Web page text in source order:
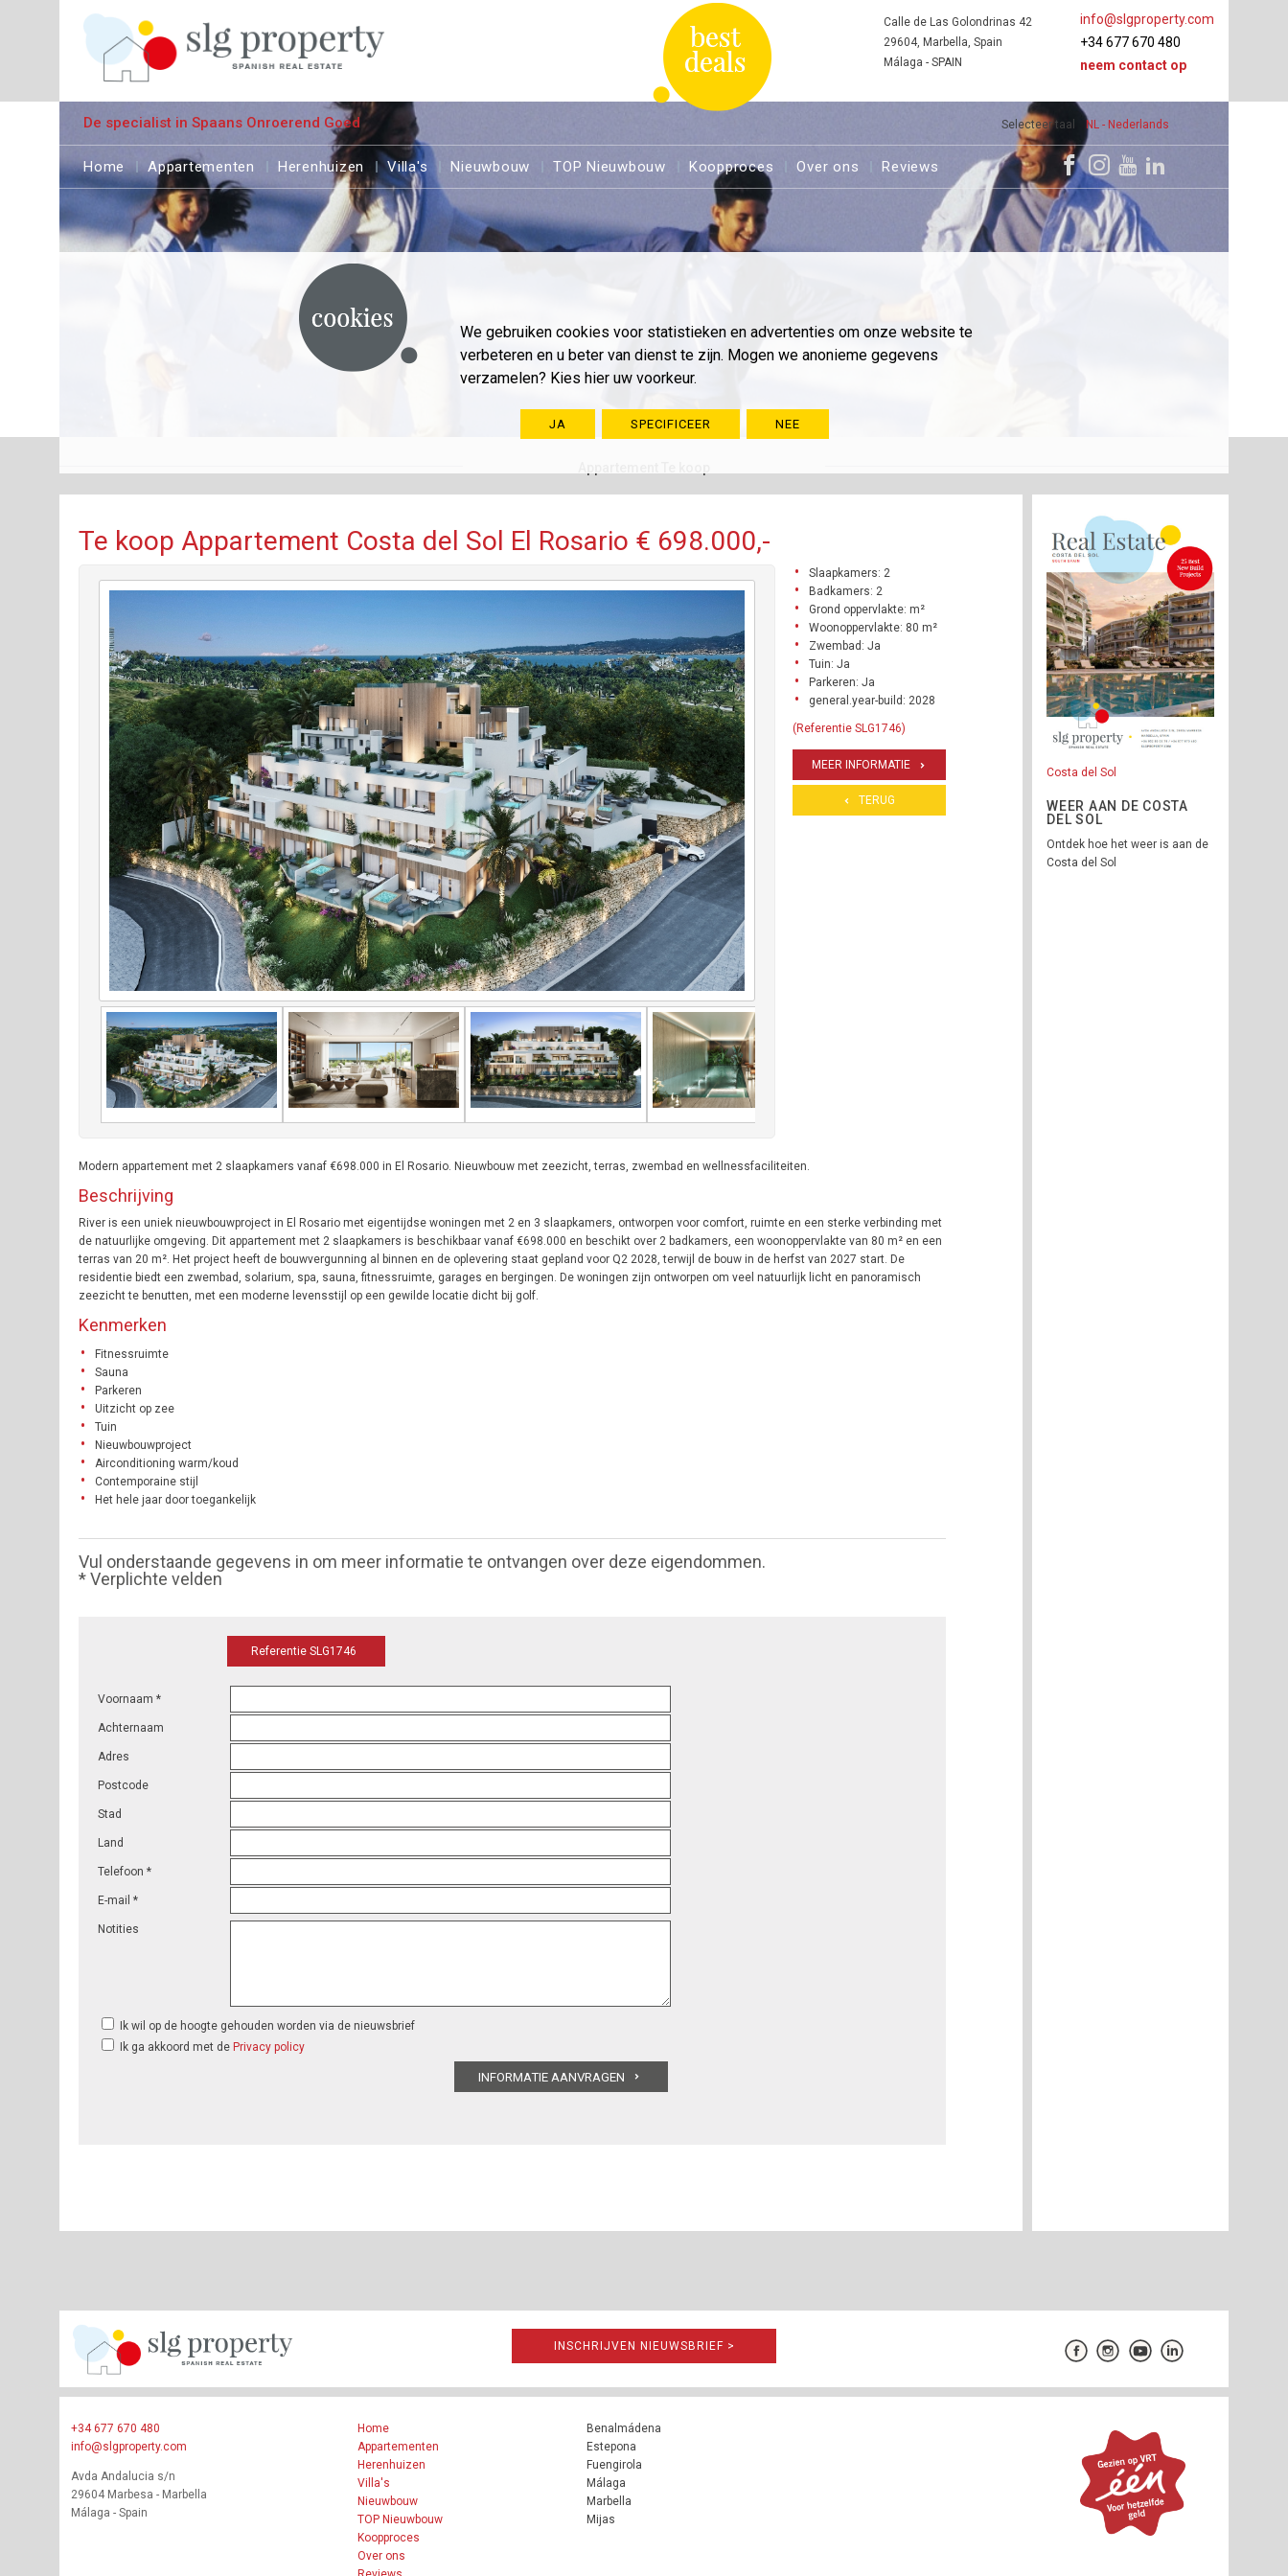
We gebruiken cookies voor statistieken en advertenties om onze website te
verbeteren en u beter van dienst te zijn. Mogen we anonieme gegevens
verzamelen? Kies hier uw voorkeur.
JA SPECIFICEER NEE
Selecteer taal NL - Nederlands
info@slgproperty.com
+34 677 670 480
neem contact op
Calle de Las Golondrinas 42
29604, Marbella, Spain
Málaga - SPAIN
De specialist in Spaans Onroerend Goed
Home Appartementen Herenhuizen Villa's Nieuwbouw TOP Nieuwbouw Koopproces Over ons Reviews
Te koop Appartement Costa del Sol El Rosario € 698.000,-
Slaapkamers: 2
Badkamers: 2
Grond oppervlakte: m²
Woonoppervlakte: 80 m²
Zwembad: Ja
Tuin: Ja
Parkeren: Ja
general.year-build: 2028
(Referentie SLG1746)
MEER INFORMATIE
TERUG
Modern appartement met 2 slaapkamers vanaf €698.000 in El Rosario. Nieuwbouw met zeezicht, terras, zwembad en wellnessfaciliteiten.
Beschrijving
River is een uniek nieuwbouwproject in El Rosario met eigentijdse woningen met 2 en 3 slaapkamers, ontworpen voor comfort, ruimte en een sterke verbinding met
de natuurlijke omgeving. Dit appartement met 2 slaapkamers is beschikbaar vanaf €698.000 en beschikt over 2 badkamers, een woonoppervlakte van 80 m² en een
terras van 20 m². Het project heeft de bouwvergunning al binnen en de oplevering staat gepland voor Q2 2028, terwijl de bouw in de herfst van 2027 start. De
residentie biedt een zwembad, solarium, spa, sauna, fitnessruimte, garages en bergingen. De woningen zijn ontworpen om veel natuurlijk licht en panoramisch
zeezicht te benutten, met een moderne levensstijl op een gewilde locatie dicht bij golf.
Kenmerken
Fitnessruimte
Sauna
Parkeren
Uitzicht op zee
Tuin
Nieuwbouwproject
Airconditioning warm/koud
Contemporaine stijl
Het hele jaar door toegankelijk
Vul onderstaande gegevens in om meer informatie te ontvangen over deze eigendommen.
* Verplichte velden
Referentie SLG1746
Voornaam *
Achternaam
Adres
Postcode
Stad
Land
Telefoon *
E-mail *
Notities
Ik wil op de hoogte gehouden worden via de nieuwsbrief
Ik ga akkoord met de Privacy policy
Costa del Sol
WEER AAN DE COSTA
DEL SOL
Ontdek hoe het weer is aan de
Costa del Sol
INSCHRIJVEN NIEUWSBRIEF >
+34 677 670 480
info@slgproperty.com
Avda Andalucia s/n
29604 Marbesa - Marbella
Málaga - Spain
Home
Appartementen
Herenhuizen
Villa's
Nieuwbouw
TOP Nieuwbouw
Koopproces
Over ons
Benalmádena
Estepona
Fuengirola
Málaga
Marbella
Mijas